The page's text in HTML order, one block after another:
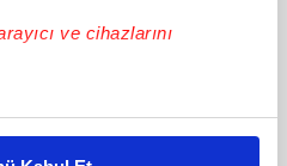
ve cihazlarını
sizlere özel